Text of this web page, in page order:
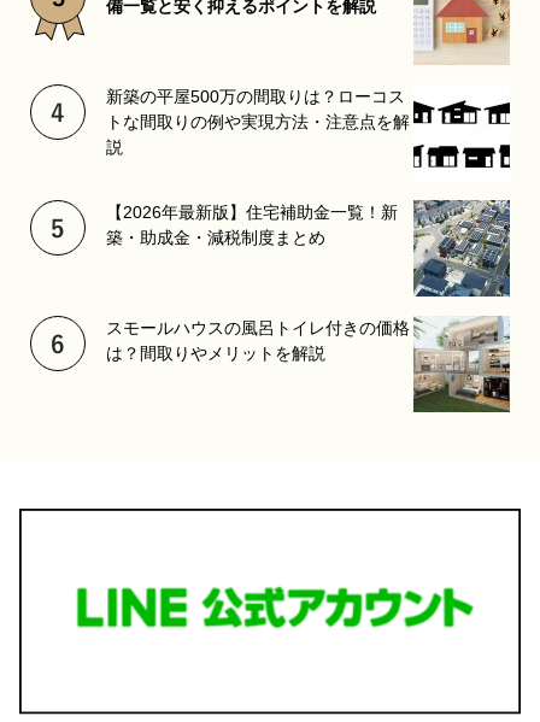
備一覧と安く抑えるポイントを解説
新築の平屋500万の間取りは？ローコス
トな間取りの例や実現方法・注意点を解
説
【2026年最新版】住宅補助金一覧！新
築・助成金・減税制度まとめ
スモールハウスの風呂トイレ付きの価格
は？間取りやメリットを解説